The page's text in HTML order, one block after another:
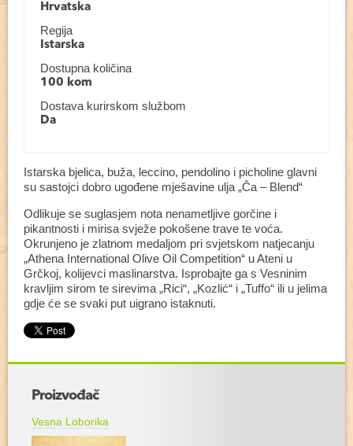
Hrvatska
Regija
Istarska
Dostupna količina
100 kom
Dostava kurirskom službom
Da
Istarska bjelica, buža, leccino, pendolino i picholine glavni
su sastojci dobro ugođene mješavine ulja „Ča – Blend“
Odlikuje se suglasjem nota nenametljive gorčine i
pikantnosti i mirisa svježe pokošene trave te voća.
Okrunjeno je zlatnom medaljom pri svjetskom natjecanju
„Athena International Olive Oil Competition“ u Ateni u
Grčkoj, kolijevci maslinarstva. Isprobajte ga s Vesninim
kravljim sirom te sirevima „Rici“, „Kozlić“ i „Tuffo“ ili u jelima
gdje će se svaki put uigrano istaknuti.
+
Proizvođač
Vesna Loborika